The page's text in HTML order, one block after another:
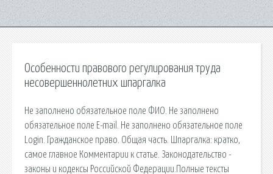
Особенности правового регулирования труда
несовершеннолетних шпаргалка
Не заполнено обязательное поле ФИО. Не заполнено
обязательное поле E-mail. Не заполнено обязательное поле
Login. Гражданское право. Общая часть. Шпаргалка: кратко,
самое главное Комментарии к статье. Законодательство -
законы и кодексы Российской Федерации.Полные тексты